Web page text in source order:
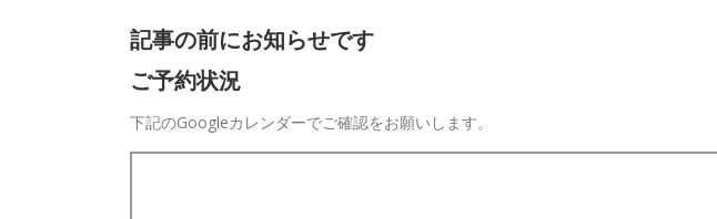
記事の前にお知らせです
ご予約状況
下記のGoogleカレンダーでご確認をお願いします。